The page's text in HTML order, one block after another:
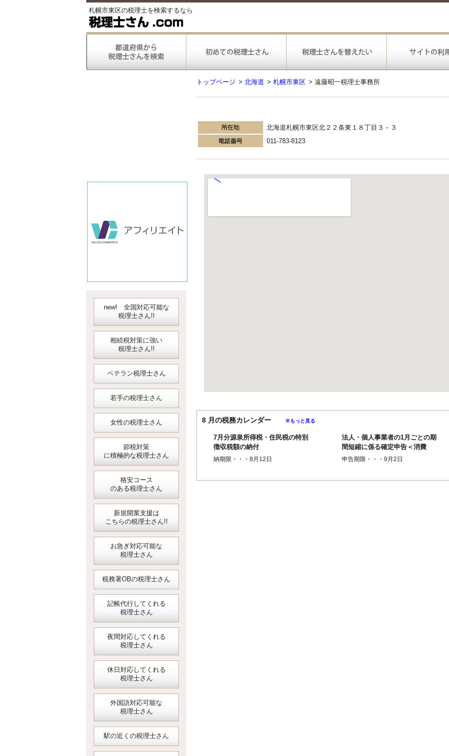
札幌市東区の税理士を検索するなら
new! 全国対応可能な
税理士さん!!
相続税対策に強い
税理士さん!!
ベテラン税理士さん
若手の税理士さん
女性の税理士さん
節税対策
に積極的な税理士さん
格安コース
のある税理士さん
新規開業支援は
こちらの税理士さん!!
お急ぎ対応可能な
税理士さん
税務署OBの税理士さん
記帳代行してくれる
税理士さん
夜間対応してくれる
税理士さん
休日対応してくれる
税理士さん
外国語対応可能な
税理士さん
駅の近くの税理士さん
トップページ > 北海道 > 札幌市東区 > 遠藤昭一税理士事務所
北海道札幌市東区北２２条東１８丁目３－３
011-783-8123
8 月の税務カレンダー ※もっと見る
7月分源泉所得税・住民税の特別
徴収税額の納付
納期限・・・8月12日
法人・個人事業者の1月ごとの期
間短縮に係る確定申告＜消費
税・地方消費税＞
申告期限・・・9月2日